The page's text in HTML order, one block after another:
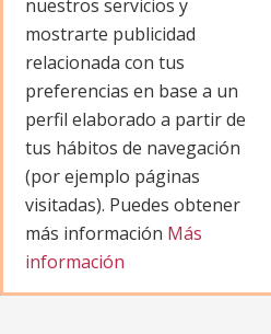
Contacto
nuestros servicios y
mostrarte publicidad
relacionada con tus
preferencias en base a un
perfil elaborado a partir de
tus hábitos de navegación
(por ejemplo páginas
visitadas). Puedes obtener
más información Más
información